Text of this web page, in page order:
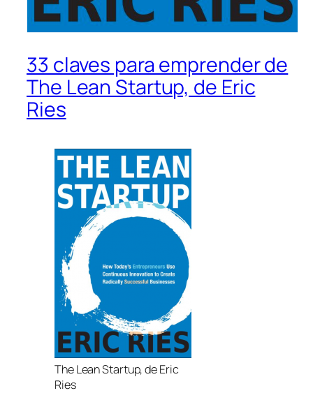
33 claves para emprender de
The Lean Startup, de Eric
Ries
The Lean Startup, de Eric
Ries